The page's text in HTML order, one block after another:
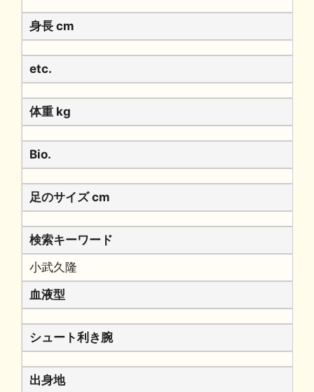
身長 cm
etc.
体重 kg
Bio.
足のサイズ cm
検索キーワード
小武久隆
血液型
シュート利き腕
出身地